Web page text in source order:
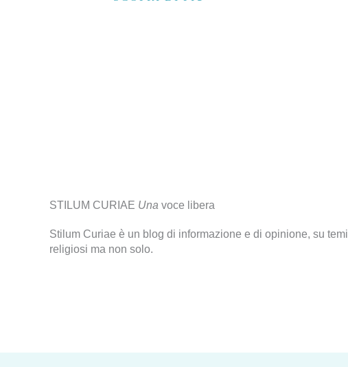
STILUM CURIAE Una voce libera
Stilum Curiae è un blog di informazione e di opinione, su temi
religiosi ma non solo.